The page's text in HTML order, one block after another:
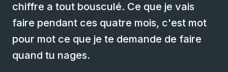
chiffre a tout bousculé. Ce que je vais
faire pendant ces quatre mois, c'est mot
pour mot ce que je te demande de faire
quand tu nages.